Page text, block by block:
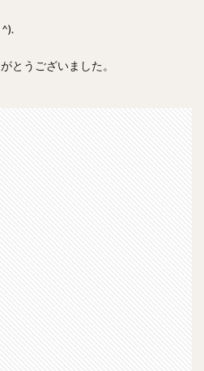
とうございました。